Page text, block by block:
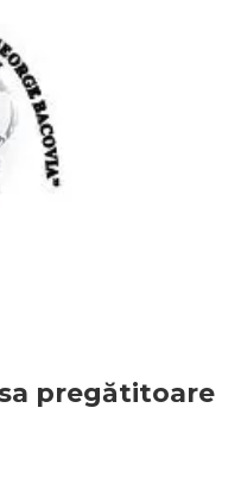
pregătitoare